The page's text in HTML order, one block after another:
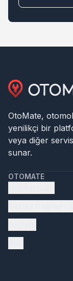
OtoMate,
yenilikçi bir
veya diğer
sunar.
OTOMATE